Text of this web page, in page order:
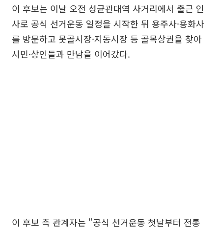
이 후보는 이날 오전 성균관대역 사거리에서 출근 인
사로 공식 선거운동 일정을 시작한 뒤 용주사·용화사
를 방문하고 못골시장·지동시장 등 골목상권을 찾아
시민·상인들과 만남을 이어갔다.
이 후보 측 관계자는 "공식 선거운동 첫날부터 전통